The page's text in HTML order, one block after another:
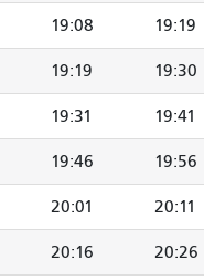
19:08 19:19
19:19 19:30
19:31 19:41
19:46 19:56
20:01 20:11
20:16 20:26